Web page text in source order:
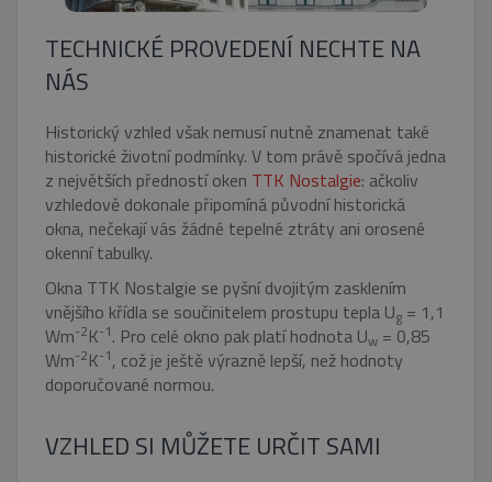
TECHNICKÉ PROVEDENÍ NECHTE NA
NÁS
Historický vzhled však nemusí nutně znamenat také
historické životní podmínky. V tom právě spočívá jedna
z největších předností oken TTK Nostalgie: ačkoliv
vzhledově dokonale připomíná původní historická
okna, nečekají vás žádné tepelné ztráty ani orosené
okenní tabulky.
Okna TTK Nostalgie se pyšní dvojitým zasklením
vnějšího křídla se součinitelem prostupu tepla Ug = 1,1
Wm-2K-1. Pro celé okno pak platí hodnota Uw = 0,85
Wm-2K-1, což je ještě výrazně lepší, než hodnoty
doporučované normou.
VZHLED SI MŮŽETE URČIT SAMI